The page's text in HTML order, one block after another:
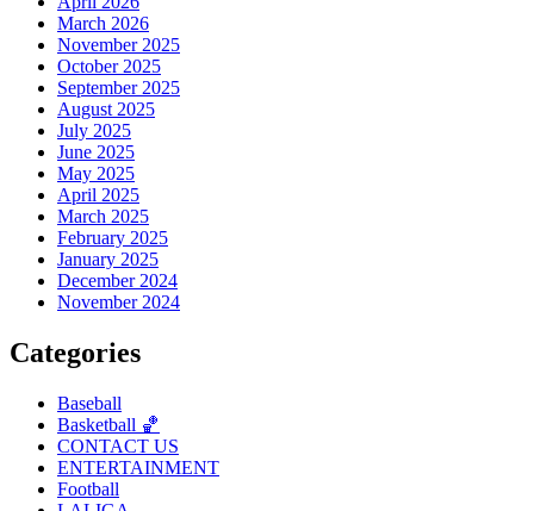
March 2026
November 2025
October 2025
September 2025
August 2025
July 2025
June 2025
May 2025
April 2025
March 2025
February 2025
January 2025
December 2024
November 2024
Categories
Baseball
Basketball 🏀
CONTACT US
ENTERTAINMENT
Football